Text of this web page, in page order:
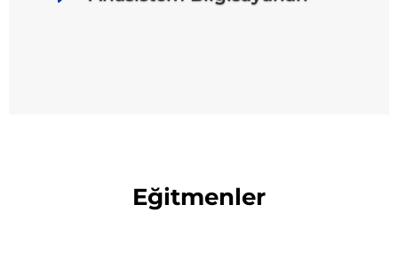
Eğitmenler